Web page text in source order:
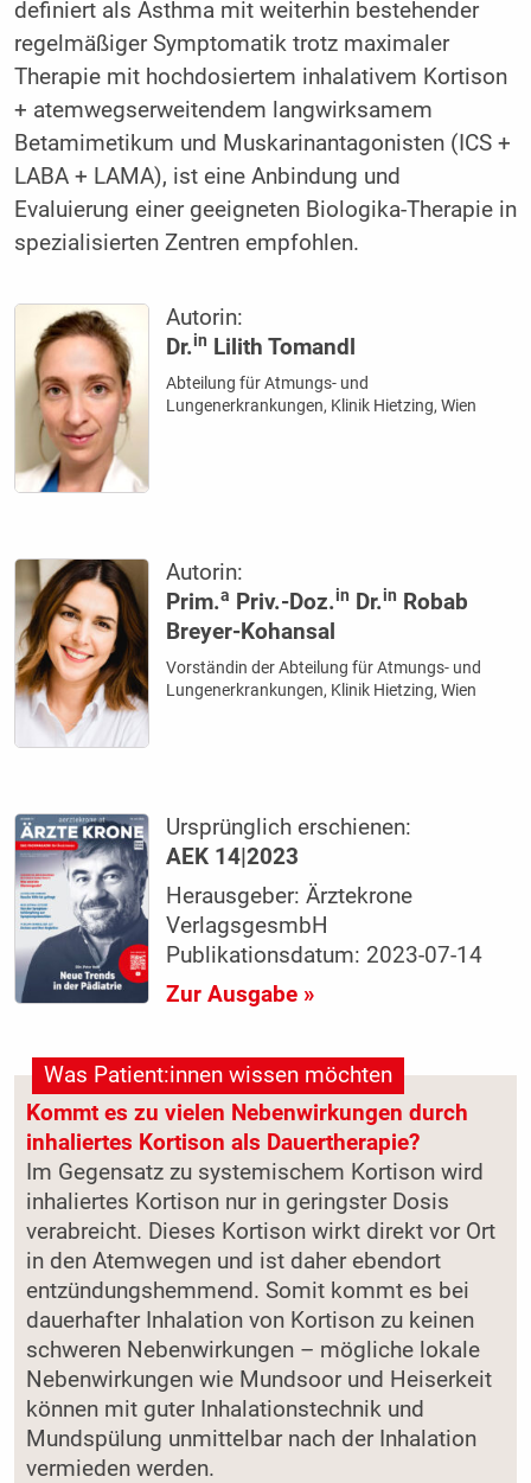
definiert als Asthma mit weiterhin bestehender
regelmäßiger Symptomatik trotz maximaler
Therapie mit hochdosiertem inhalativem Kortison
+ atemwegserweitendem langwirksamem
Betamimetikum und Muskarinantagonisten (ICS +
LABA + LAMA), ist eine Anbindung und
Evaluierung einer geeigneten Biologika-Therapie in
spezialisierten Zentren empfohlen.
Autorin:
Dr.in Lilith Tomandl
Abteilung für Atmungs- und
Lungenerkrankungen, Klinik Hietzing, Wien
Autorin:
Prim.a Priv.-Doz.in Dr.in
Robab
Breyer-Kohansal
Vorständin der Abteilung für Atmungs- und
Lungenerkrankungen, Klinik Hietzing, Wien
Ursprünglich erschienen:
AEK 14|2023
Herausgeber: Ärztekrone
VerlagsgesmbH
Publikationsdatum: 2023-07-14
Zur Ausgabe »
Was Patient:innen wissen möchten
Kommt es zu vielen Nebenwirkungen durch
inhaliertes Kortison als Dauertherapie?
Im Gegensatz zu systemischem Kortison wird
inhaliertes Kortison nur in geringster Dosis
verabreicht. Dieses Kortison wirkt direkt vor Ort
in den Atemwegen und ist daher ebendort
entzündungshemmend. Somit kommt es bei
dauerhafter Inhalation von Kortison zu keinen
schweren Nebenwirkungen – mögliche lokale
Nebenwirkungen wie Mundsoor und Heiserkeit
können mit guter Inhalationstechnik und
Mundspülung unmittelbar nach der Inhalation
vermieden werden.